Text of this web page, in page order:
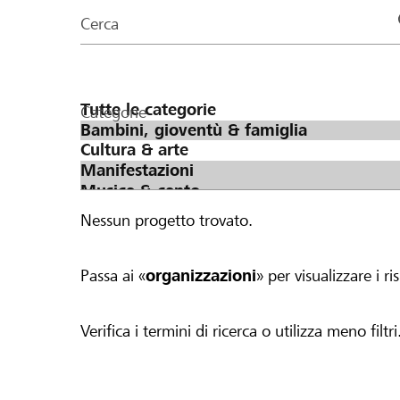
della
Cerca
Categorie
Nessun progetto trovato.
Passa ai «organizzazioni» per visualizzare i
Verifica i termini di ricerca o utilizza meno